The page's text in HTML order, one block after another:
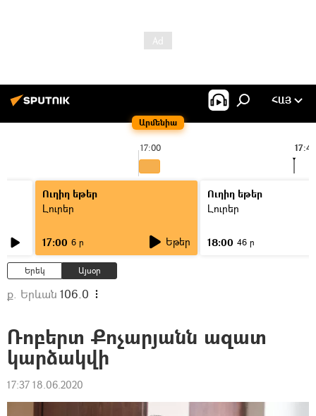
Արմենիա
ՀԱՅ
17:00 17:43
Ուղիղ եթեր
Լուրեր
17:00 6 ր Եթեր
Ուղիղ եթեր
Լուրեր
18:00 46 ր
Երեկ Այսօր
ք. Երևան 106.0
Ռոբերտ Քոչարյանն ազատ
կարձակվի
17:37 18.06.2020